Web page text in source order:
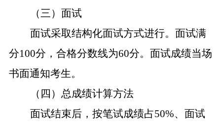
（三）面试
面试采取结构化面试方式进行。面试满
分100分，合格分数线为60分。面试成绩当场
书面通知考生。
（四）总成绩计算方法
面试结束后，按笔试成绩占50%、面试